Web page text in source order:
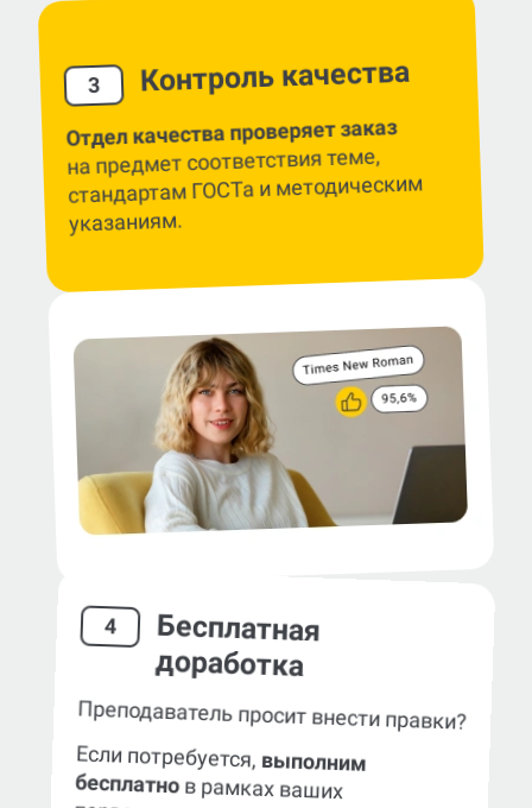
3 Контроль качества
Отдел качества проверяет заказ
на предмет соответствия теме,
стандартам ГОСТа и методическим
указаниям.
4 Бесплатная
доработка
Преподаватель просит внести правки?
Если потребуется, выполним
бесплатнов рамках ваших